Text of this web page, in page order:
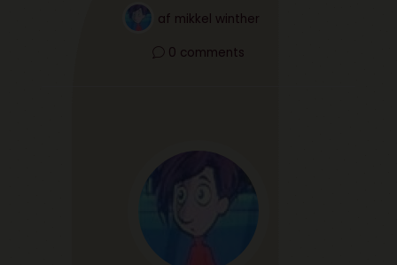
af mikkel winther
0 comments